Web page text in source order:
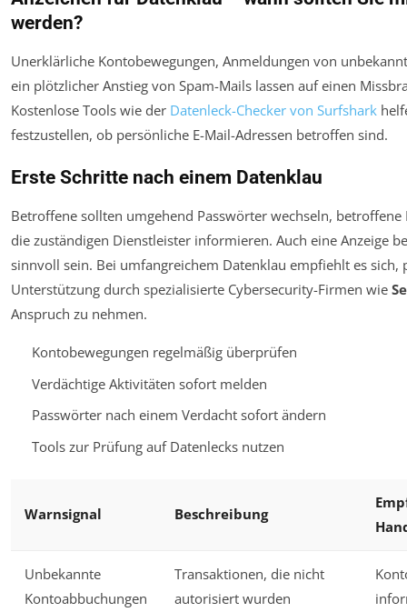
werden?
Unerklärliche Kontobewegungen, Anmeldungen von
ein plötzlicher Anstieg von Spam-Mails lassen auf einen
Kostenlose Tools wie der Datenleck-Checker von Surfshark
festzustellen, ob persönliche E-Mail-Adressen betroffen sind.
Erste Schritte nach einem Datenklau
Betroffene sollten umgehend Passwörter wechseln,
die zuständigen Dienstleister informieren. Auch eine Anzeige
sinnvoll sein. Bei umfangreichem Datenklau empfiehlt es sich,
Unterstützung durch spezialisierte Cybersecurity-Firmen wie
Anspruch zu nehmen.
Kontobewegungen regelmäßig überprüfen
Verdächtige Aktivitäten sofort melden
Passwörter nach einem Verdacht sofort ändern
Tools zur Prüfung auf Datenlecks nutzen
Warnsignal Beschreibung
Unbekannte
Kontoabbuchungen
Transaktionen, die nicht
autorisiert wurden